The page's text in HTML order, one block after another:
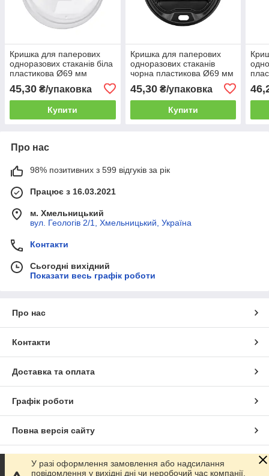
Кришка для паперових
одноразових стаканів біла
пластикова Ø69 мм
(1ящ/60уп/3000шт)
45,30 ₴/упаковка
Купити
Кришка для паперових
одноразових стаканів
чорна пластикова Ø69 мм
(1ящ/60уп/3000шт)
45,30₴/упаковка
Купити
Про нас
98% позитивних з 599 відгуків за рік
Працює з 16.03.2021
м. Хмельницький
вул. Геологів 2/1, Хмельницький, Україна
Контакти
Сьогодні вихідний
Показати весь графік роботи
Про нас
Контакти
Доставка та оплата
Графік роботи
Повна версія сайту
Сайт створено на маркетплейсі Prom.ua
У разі оформлення замовлення або надсилання
повідомлення у вихідні дні чи неробочий час компанії,